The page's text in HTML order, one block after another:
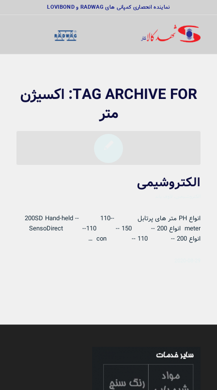
نماینده انحصاری کمپانی های RADWAG و LOVIBOND
TAG ARCHIVE FOR: اکسیژن
متر
الکتروشیمی
انواع PH متر های پرتابل --110 -- 200SD Hand-held
meter انواع SensoDirect --110 -- 150 -- 200
انواع con -- 110 -- 200 …